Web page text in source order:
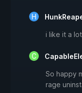
i like it a
So happy
rage